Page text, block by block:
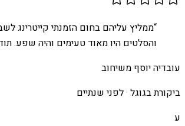
“ממליץ עליהם בחום הזמנתי קייטרינג
והסלטים היו מאוד טעימים והיה שפע.
עובדיה יוסף משיחוב
ביקורת בגוגל ·לפני שנתיים
ע